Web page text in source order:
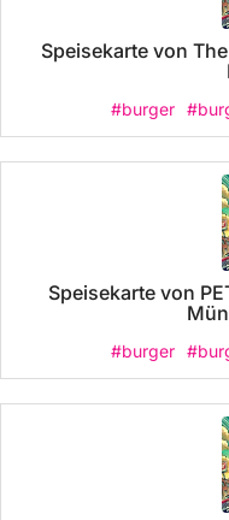
Speisekarte von
#burger
Speisekarte von
#burger